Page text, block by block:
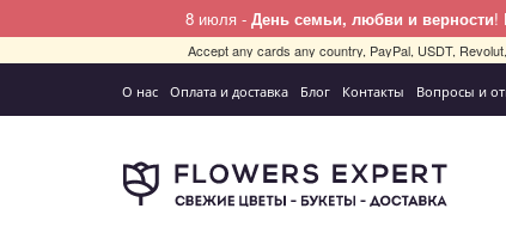
8 июля - День семьи, любви и верности!
Accept any cards any country, PayPal, USDT,
О нас Оплата и доставка Блог Контакты Вопросы и